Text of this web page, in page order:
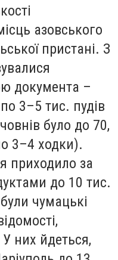
азовського
пристані. З
документа –
3–5 тис. пудів
було до 70,
3–4 ходки).
приходило за
до 10 тис.
чумацькі
них йдеться,